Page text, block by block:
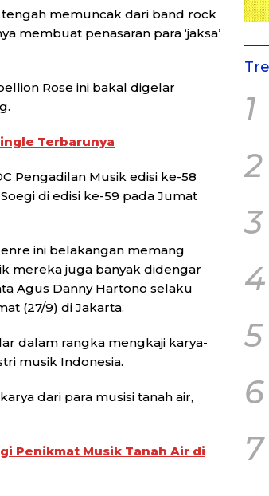
memuncak dari band rock
membuat penasaran para ‘jaksa’
Rose ini bakal digelar
Terbarunya
Pengadilan Musik edisi ke-58
di edisi ke-59 pada Jumat
ini belakangan memang
mereka juga banyak didengar
Agus Danny Hartono selaku
(27/9) di Jakarta.
dalam rangka mengkaji karya-
musik Indonesia.
dari para musisi tanah air,
Penikmat Musik Tanah Air di
1
2
3
4
5
6
7